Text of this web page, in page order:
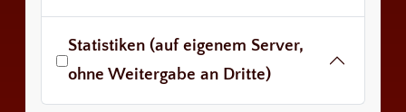
Statistiken (auf eigenem Server,
ohne Weitergabe an Dritte)